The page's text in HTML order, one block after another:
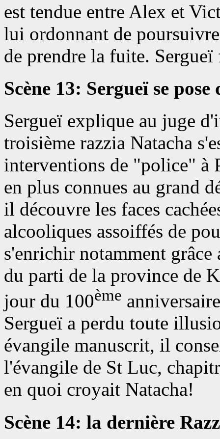
est tendue entre Alex et
lui ordonnant de
de prendre la fuite.
Scène 13: Sergueï se
Sergueï explique au juge
troisième razzia Natacha
interventions de "police" à
en plus connues au grand
il découvre les faces
alcooliques assoiffés de
s'enrichir notamment
du parti de la province de
jour du 100ème
Sergueï a perdu toute
évangile manuscrit, il
l'évangile de St Luc,
en quoi croyait Natacha!
Scène 14: la dernière